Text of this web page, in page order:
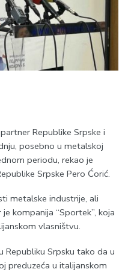
Republike Srpske i
posebno u metalskoj
periodu, rekao je
Srpske Pero Ćorić.
metalske industrije, ali
kompanija “Sportek”, koja
vlasništvu.
Republiku Srpsku tako da u
preduzeća u italijanskom